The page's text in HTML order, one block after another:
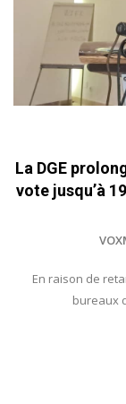
La DGE
vote jusqu’à
En raison de
bureaux